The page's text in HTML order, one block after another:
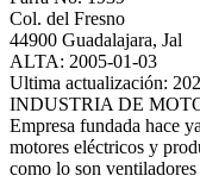
Col. del Fresno
44900 Guadalajara, Jal
ALTA: 2005-01-03
Ultima actualización:
INDUSTRIA DE
Empresa fundada hace
motores eléctricos y
como lo son